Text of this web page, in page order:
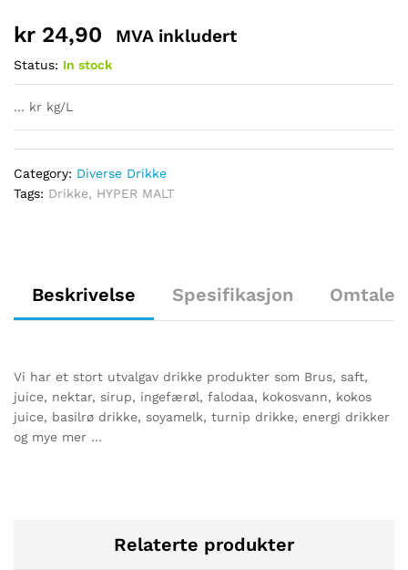
kr 24,90 MVA inkludert
Status: In stock
… kr kg/L
Category: Diverse Drikke
Tags: Drikke, HYPER MALT
Beskrivelse Spesifikasjon Omtaler
Vi har et stort utvalgav drikke produkter som Brus, saft,
juice, nektar, sirup, ingefærøl, falodaa, kokosvann, kokos
juice, basilrø drikke, soyamelk, turnip drikke, energi drikker
og mye mer …
Relaterte produkter